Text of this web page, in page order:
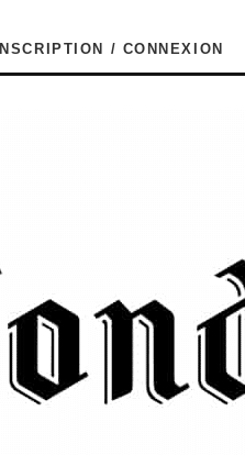
INSCRIPTION / CONNEXION